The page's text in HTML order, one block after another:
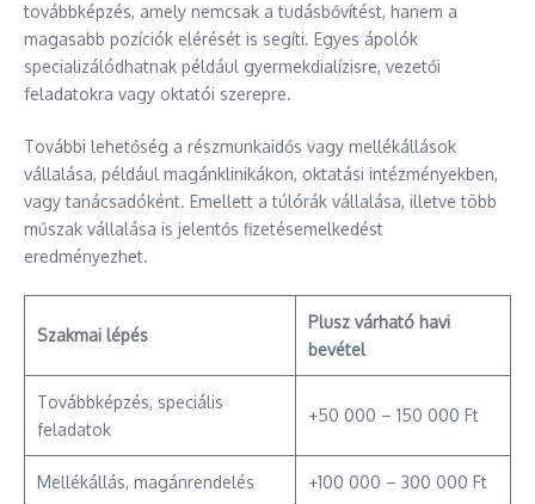
továbbképzés, amely nemcsak a tudásbővítést, hanem a
magasabb pozíciók elérését is segíti. Egyes ápolók
specializálódhatnak például gyermekdialízisre, vezetői
feladatokra vagy oktatói szerepre.
További lehetőség a részmunkaidős vagy mellékállások
vállalása, például magánklinikákon, oktatási intézményekben,
vagy tanácsadóként. Emellett a túlórák vállalása, illetve több
műszak vállalása is jelentős fizetésemelkedést
eredményezhet.
Szakmai lépés
Plusz várható havi
bevétel
Továbbképzés, speciális
feladatok
+50 000 – 150 000 Ft
Mellékállás, magánrendelés +100 000 – 300 000 Ft